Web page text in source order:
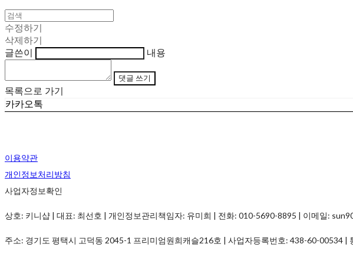
수정하기
삭제하기
글쓴이
내용
댓글 쓰기
목록으로 가기
카카오톡
이용약관
개인정보처리방침
사업자정보확인
상호: 키니샵 | 대표: 최선호 | 개인정보관리책임자: 유미희 | 전화: 010-5690-8895 | 이메일:
주소: 경기도 평택시 고덕동 2045-1 프리미엄원희캐슬216호 | 사업자등록번호: 438-60-00534 |